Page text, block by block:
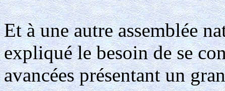
Et à une autre assemblée
expliqué le besoin de se
avancées présentant un